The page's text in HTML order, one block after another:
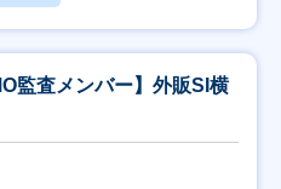
監査メンバー】外販SI横